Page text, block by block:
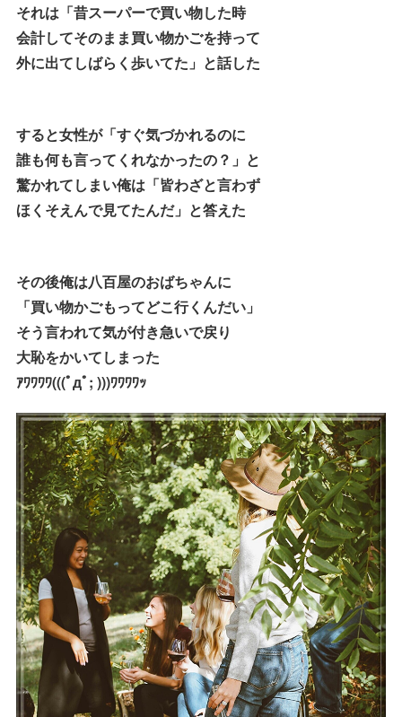
それは「昔スーパーで買い物した時
会計してそのまま買い物かごを持って
外に出てしばらく歩いてた」と話した
すると女性が「すぐ気づかれるのに
誰も何も言ってくれなかったの？」と
驚かれてしまい俺は「皆わざと言わず
ほくそえんで見てたんだ」と答えた
その後俺は八百屋のおばちゃんに
「買い物かごもってどこ行くんだい」
そう言われて気が付き急いで戻り
大恥をかいてしまった
ｱﾜﾜﾜﾜ(((ﾟдﾟ; )))ﾜﾜﾜﾜｯ